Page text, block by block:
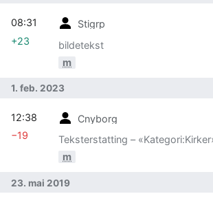
Stigrp
bildetekst
m
08:31
+23
1. feb. 2023
Cnyborg
Teksterstatting –
m
12:38
−19
23. mai 2019